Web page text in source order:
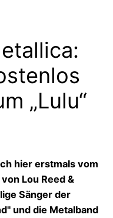
„Lulu“
hier erstmals vom
Lou Reed &
Sänger der
und die Metalband